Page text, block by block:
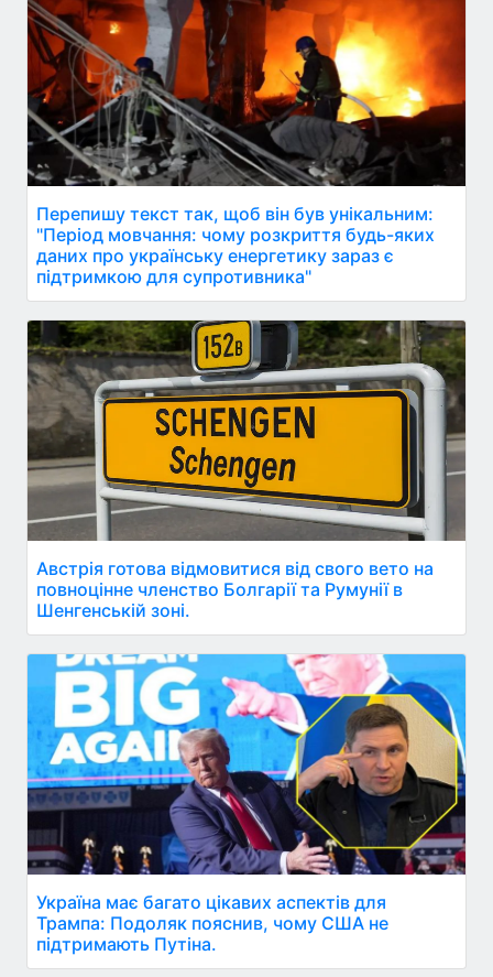
Перепишу текст так, щоб він був унікальним:
"Період мовчання: чому розкриття будь-яких
даних про українську енергетику зараз є
підтримкою для супротивника"
Австрія готова відмовитися від свого вето на
повноцінне членство Болгарії та Румунії в
Шенгенській зоні.
Україна має багато цікавих аспектів для
Трампа: Подоляк пояснив, чому США не
підтримають Путіна.